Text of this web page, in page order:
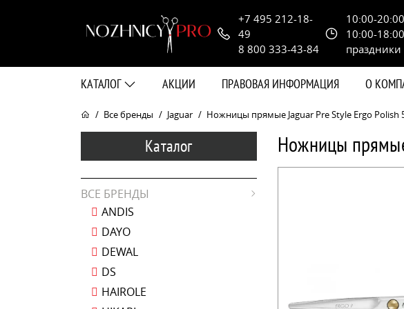
+7 495 212-18-
49
8 800 333-43-84
10:00-
10:00-
праздники
КАТАЛОГ АКЦИИ ПРАВОВАЯ ИНФОРМАЦИЯ О
Все бренды Jaguar Ножницы прямые Jaguar Pre Style Ergo Polish
Каталог
ВСЕ БРЕНДЫ
ANDIS
DAYO
DEWAL
DS
HAIROLE
Ножницы